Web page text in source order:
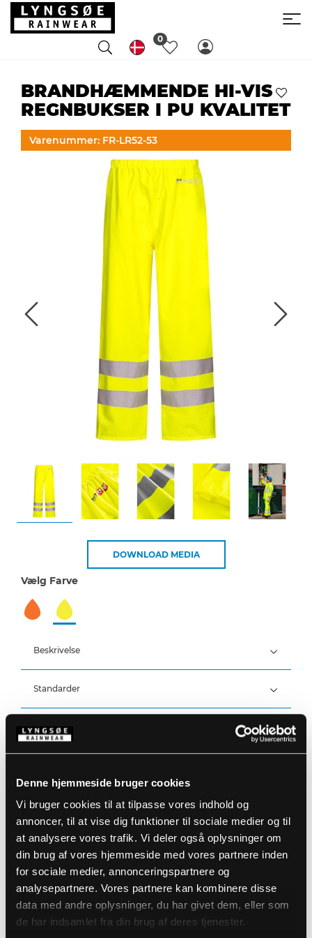
Denne hjemmeside bruger cookies
Vi bruger cookies til at tilpasse vores indhold og
annoncer, til at vise dig funktioner til sociale medier og til
at analysere vores trafik. Vi deler også oplysninger om
din brug af vores hjemmeside med vores partnere inden
for sociale medier, annonceringspartnere og
analysepartnere. Vores partnere kan kombinere disse
data med andre oplysninger, du har givet dem, eller som
de har indsamlet fra din brug af deres tjenester.
0
BRANDHÆMMENDE HI-VIS
REGNBUKSER I PU KVALITET
Varenummer: FR-LR52-53
DOWNLOAD MEDIA
Vælg Farve
Beskrivelse
100% Polyester, PU belægning, 210 g/m²
Vandtæthed: >20.000 MM
Standarder
Detaljer
Trykknapjustering ved ankler
Varenummer: FR-LR52-53
DB-nummer: 1965386
EAN: 5708217012742
Størrelsesguide
Vaskeanvisninger
Plejeinstruktioner:
Anvend ikke skyllemiddel
Anvend ikke blegemidler
DOWNLOAD PRODUKTBLAD
DOWNLOAD TIL ANDRE SPROG